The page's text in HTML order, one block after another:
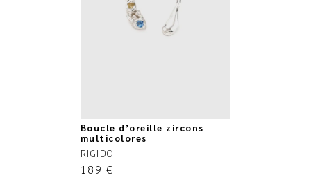
Boucle d’oreille zircons
multicolores
RIGIDO
189 €